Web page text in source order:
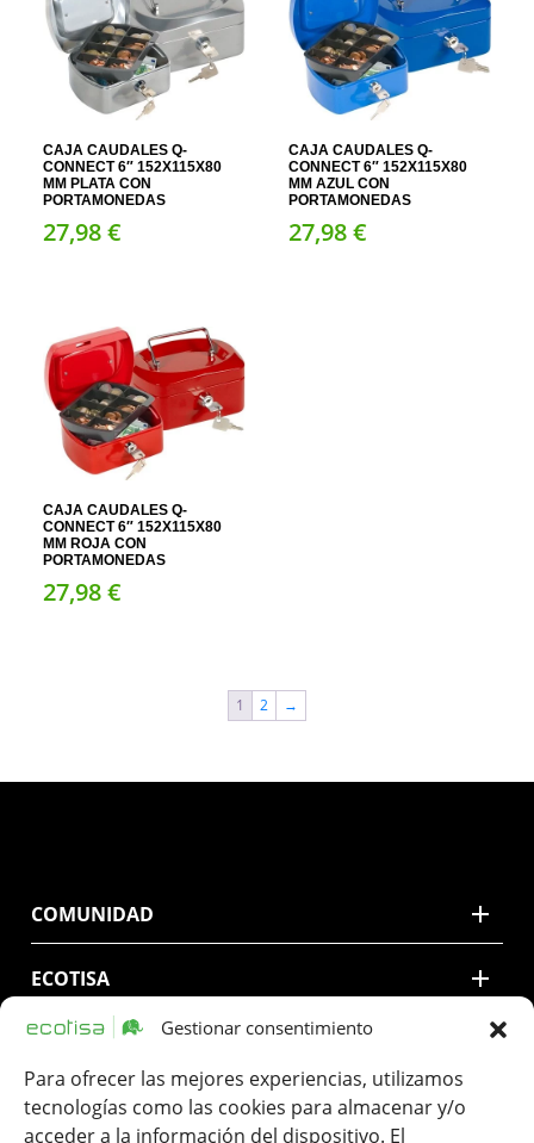
Gestionar consentimiento
Para ofrecer las mejores experiencias, utilizamos
tecnologías como las cookies para almacenar y/o
acceder a la información del dispositivo. El
CAJA CAUDALES Q-
CONNECT 6″ 152X115X80
MM PLATA CON
PORTAMONEDAS
27,98€
CAJA CAUDALES Q-
CONNECT 6″ 152X115X80
MM AZUL CON
PORTAMONEDAS
27,98€
CAJA CAUDALES Q-
CONNECT 6″ 152X115X80
MM ROJA CON
PORTAMONEDAS
27,98€
1 2 →
COMUNIDAD
ECOTISA
CONTACTO
LEGAL